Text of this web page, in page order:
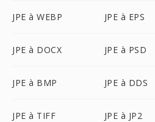
JPE à WEBP JPE à EPS
JPE à DOCX JPE à PSD
JPE à BMP JPE à DDS
JPE à TIFF JPE à JP2